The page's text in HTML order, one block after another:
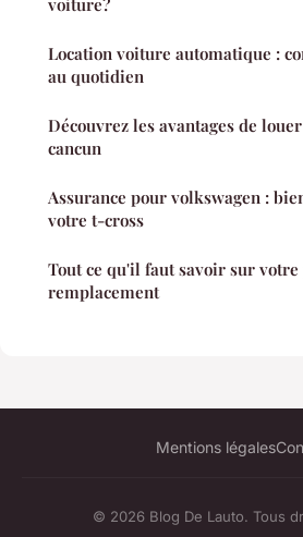
Location voiture automatique :
au quotidien
Découvrez les avantages de
cancun
Assurance pour volkswagen :
votre t-cross
Tout ce qu'il faut savoir sur
remplacement
Mentions légales
© 2026 Blog De Lauto. Tous